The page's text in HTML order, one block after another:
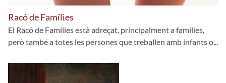
Racó de Famílies
El Racó de Famílies està adreçat, principalment a famílies,
però també a totes les persones que treballen amb infants o...